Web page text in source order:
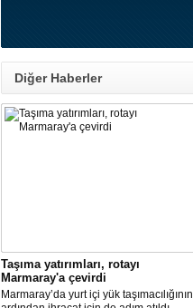
Diğer Haberler
Taşıma yatırımları, rotayı
Marmaray'a çevirdi
Marmaray’da yurt içi yük taşımacılığının